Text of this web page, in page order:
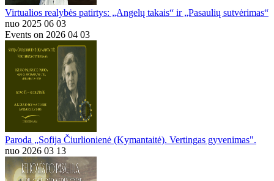
Virtualios realybės patirtys: „Angelų takais“ ir „Pasaulių sutvėrimas“
nuo 2025 06 03
Events on 2026 04 03
Paroda „Sofija Čiurlionienė (Kymantaitė). Vertingas gyvenimas".
nuo 2026 03 13